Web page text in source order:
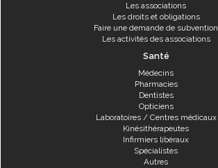
Les associations
Les droits et obligations
Faire une demande de subvention
Les activités des associations
Santé
Médecins
Pharmacies
Dentistes
Opticiens
Laboratoires / Centres médicaux
Kinésithérapeutes
Infirmiers libéraux
Spécialistes
Autres